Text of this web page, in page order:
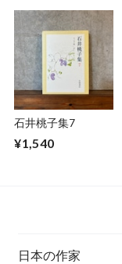
石井桃子集7
¥1,540
日本の作家